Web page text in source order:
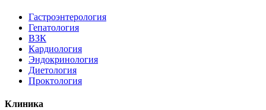
Гастроэнтерология
Гепатология
ВЗК
Кардиология
Эндокринология
Диетология
Проктология
Клиника